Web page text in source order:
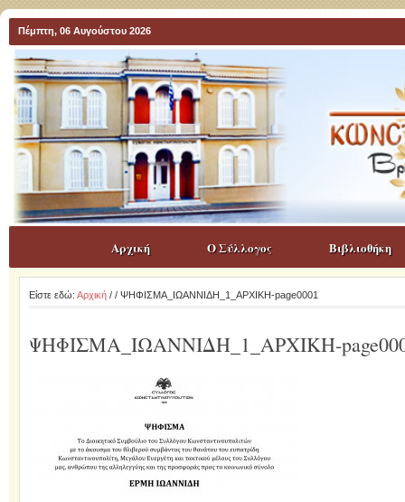
Πέμπτη, 06 Αυγούστου 2026
Αρχική Ο Σύλλογος Βιβλιοθήκη
Είστε εδώ: Αρχική/ / ΨΗΦΙΣΜΑ_ΙΩΑΝΝΙΔΗ_1_ΑΡΧΙΚΗ-page0001
ΨΗΦΙΣΜΑ_ΙΩΑΝΝΙΔΗ_1_ΑΡΧΙΚΗ-